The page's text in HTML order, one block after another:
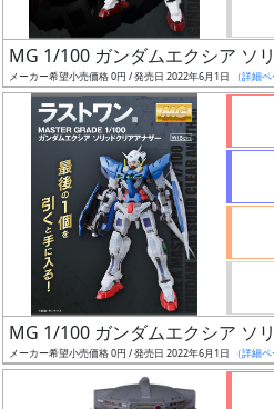
グ
レ
ル
MG 1/100 ガンダムエクシア ソ
メーカー希望小売価格 0円 / 発売日 2022年6月1日 （詳細ペ
MG 1/100 ガンダムエクシア ソ
メーカー希望小売価格 0円 / 発売日 2022年6月1日 （詳細ペ